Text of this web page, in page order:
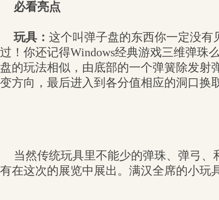
必看亮点
玩具： 这个叫弹子盘的东西你一定没有
过！你还记得Windows经典游戏三维弹珠
盘的玩法相似，由底部的一个弹簧除发射
变方向，最后进入到各分值相应的洞口换
当然传统玩具里不能少的弹珠、弹弓、
有在这次的展览中展出。满汉全席的小玩